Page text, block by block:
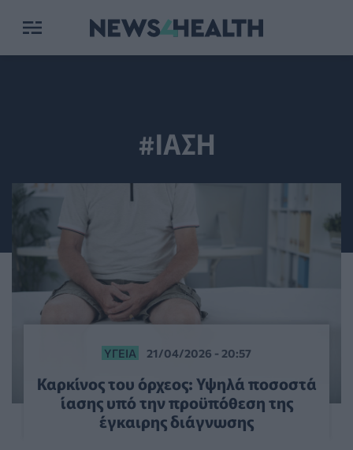
#ΙΑΣΗ
ΥΓΕΊΑ 21/04/2026 - 20:57
Καρκίνος του όρχεος: Υψηλά ποσοστά
ίασης υπό την προϋπόθεση της
έγκαιρης διάγνωσης